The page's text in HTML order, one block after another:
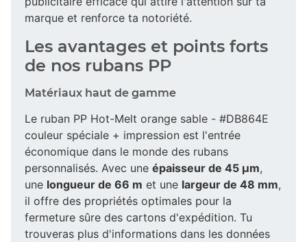
marque et renforce ta notoriété.
Les avantages et points forts
de nos rubans PP
Matériaux haut de gamme
Le ruban PP Hot-Melt orange sable - #DB864E
couleur spéciale + impression est l'entrée
économique dans le monde des rubans
personnalisés. Avec une épaisseur de 45 µm,
une longueur de 66 m et une largeur de 48 mm,
il offre des propriétés optimales pour la
fermeture sûre des cartons d'expédition. Tu
trouveras plus d'informations dans les données